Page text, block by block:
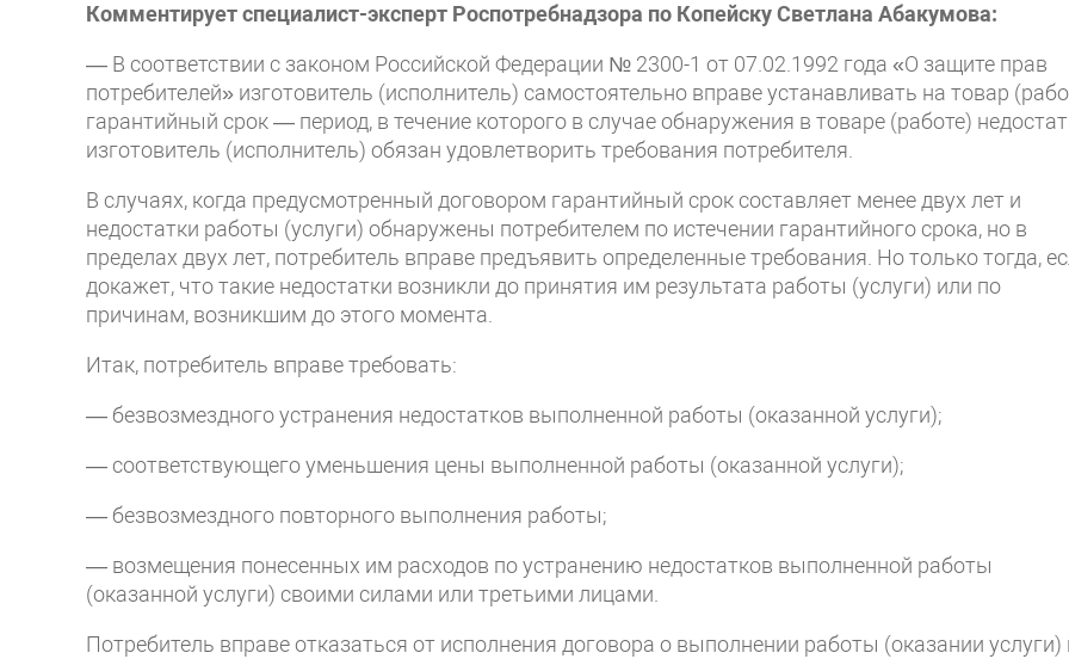
Комментирует специалист-эксперт Роспотребнадзора по Копейску Светлана Абакумова:
— В соответствии с законом Российской Федерации № 2300-1 от 07.02.1992 года «О защите прав
потребителей» изготовитель (исполнитель) самостоятельно вправе устанавливать на товар
гарантийный срок — период, в течение которого в случае обнаружения в товаре (работе)
изготовитель (исполнитель) обязан удовлетворить требования потребителя.
В случаях, когда предусмотренный договором гарантийный срок составляет менее двух лет и
недостатки работы (услуги) обнаружены потребителем по истечении гарантийного срока, но в
пределах двух лет, потребитель вправе предъявить определенные требования. Но только тогда,
докажет, что такие недостатки возникли до принятия им результата работы (услуги) или по
причинам, возникшим до этого момента.
Итак, потребитель вправе требовать:
— безвозмездного устранения недостатков выполненной работы (оказанной услуги);
— соответствующего уменьшения цены выполненной работы (оказанной услуги);
— безвозмездного повторного выполнения работы;
— возмещения понесенных им расходов по устранению недостатков выполненной работы
(оказанной услуги) своими силами или третьими лицами.
Потребитель вправе отказаться от исполнения договора о выполнении работы (оказании услуги)